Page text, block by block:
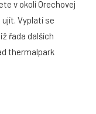
v okolí Orechovej
Vyplatí se
řada dalších
thermalpark